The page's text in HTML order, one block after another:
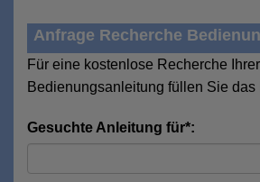
Anfrage Recherche
Für eine kostenlose Recherche Ihrer
Bedienungsanleitung füllen Sie das
Gesuchte Anleitung für*: